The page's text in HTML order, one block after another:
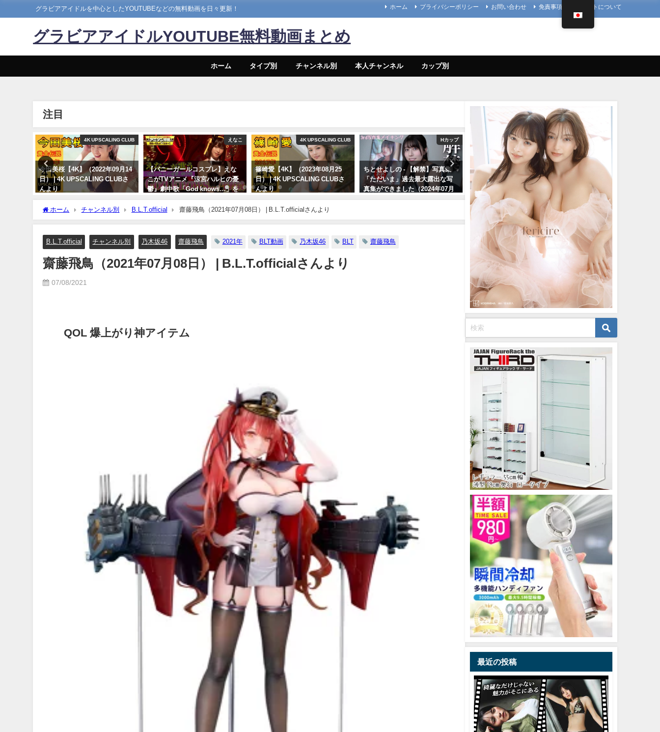
グラビアアイドルを中心としたYOUTUBEなどの無料動画を日々更新！ ホーム プライバシーポリシー お問い合わせ 免責事項 当サイトについて
グラビアアイドルYOUTUBE無料動画まとめ
ホーム タイプ別 チャンネル別 本人チャンネル カップ別
注目
4K UPSCALING CLUB
今田美桜【4K】（2022年09月14
日） | 4K UPSCALING CLUBさ
んより
えなこ
【バニーガールコスプレ】えな
こがTVアニメ『涼宮ハルヒの憂
鬱』劇中歌「God knows…」を
神カバー！！
10/17/2024
4K UPSCALING CLUB
篠崎愛【4K】（2023年08月25
日） | 4K UPSCALING CLUBさ
んより
Hカップ
ちとせよしの - 【解禁】写真集
「ただいま」過去最大露出な写
真集ができました（2024年07月
26日） | よしのんチャンネルさん
【兒玉遥公式】はるっぴちゃんねる
兒玉遥（2022年11月27日） | こ
だまちゃんねる【公式】さんよ
11/27/2022
菊地姫奈 - 【2023/12/18発
プレNo.1・2付録DVDチラ
♪】『グラジャパ！』なら
視聴できる♪ #菊地姫奈
Kikuchi（2023年12月15日
プレChannel【集英社 週刊
イボーイ公式】さんより
12/15/2023
ホーム チャンネル別 B.L.T.official 齋藤飛鳥（2021年07月08日） | B.L.T.officialさんより
B.L.T.official チャンネル別 乃木坂46 齋藤飛鳥 2021年 BLT動画 乃木坂46 BLT 齋藤飛鳥
齋藤飛鳥（2021年07月08日） | B.L.T.officialさんより
07/08/2021
QOL 爆上がり神アイテム
最近の投稿